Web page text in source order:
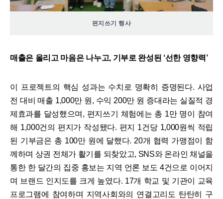
편지쓰기 행사
매출은 올리고 마음은 나누고, 기부로 완성된 ‘선한 영향력’
이 프로젝트의 핵심 성과는 수치로 명확히 증명된다. 사업
전 대비 매출 1,000만 원, 수익 200만 원 증대라는 실질적 경
제효과를 달성했으며, 편지쓰기 체험에는 총 1만 명이 참여
해 1,000건의 편지가 작성됐다. 편지 1건당 1,000원씩 적립
된 기부금은 총 100만 원에 달했다. 20개 협력 가맹점이 함
께하며 상권 전체가 활기를 되찾았고, SNS와 온라인 채널을
통한 한 달간의 집중 홍보는 지역 언론 보도 4건으로 이어지
며 브랜드 인지도를 크게 높였다. 17개 학교 및 기관이 교육
프로그램에 참여하며 지역사회와의 연결고리도 탄탄히 구